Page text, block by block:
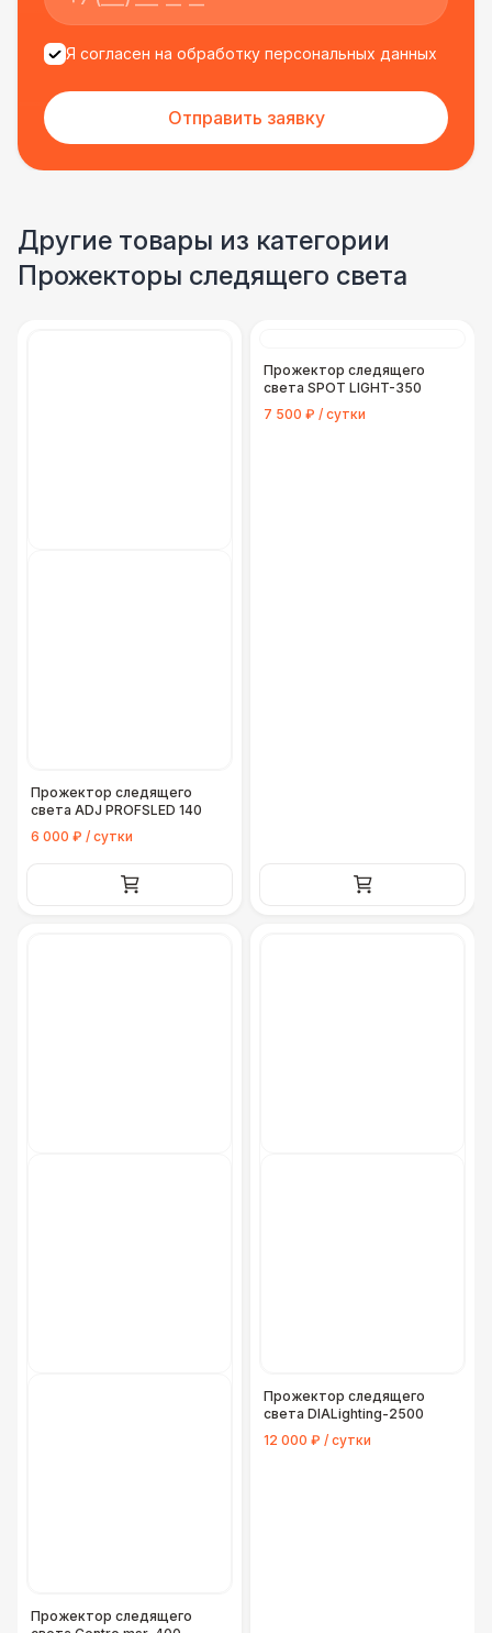
Я согласен на обработку персональных данных
Отправить заявку
Другие товары из категории
Прожекторы следящего света
Прожектор следящего
света ADJ PROFSLED 140
6 000 ₽ / сутки
Прожектор следящего
света SPOT LIGHT-350
7 500 ₽ / сутки
Прожектор следящего
Прожектор следящего
света DIALighting-2500
12 000 ₽ / сутки